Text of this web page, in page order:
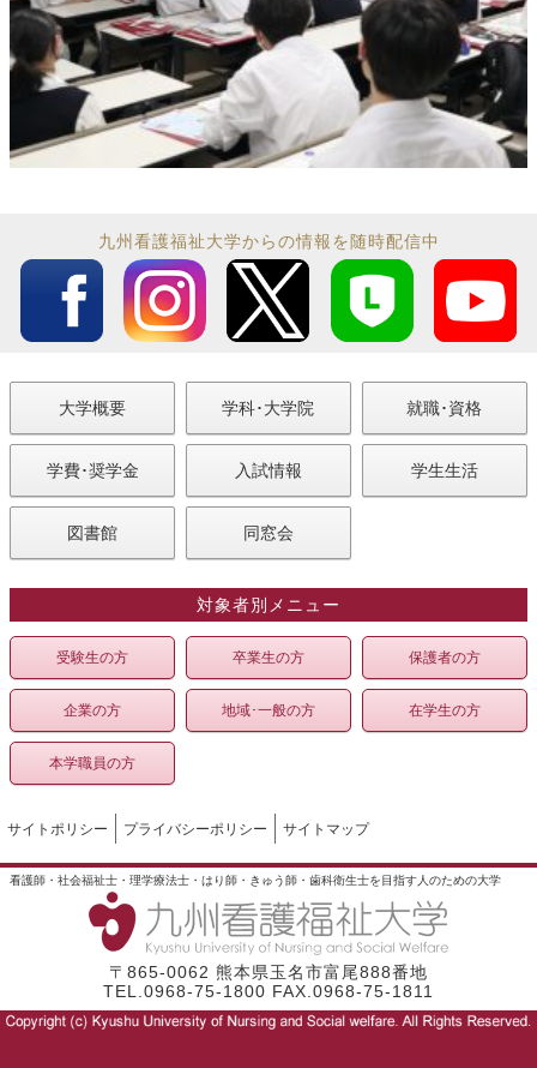
九州看護福祉大学からの情報を随時配信中
大学概要 学科･大学院 就職･資格
学費･奨学金 入試情報 学生生活
図書館 同窓会
対象者別メニュー
受験生の方 卒業生の方 保護者の方
企業の方 地域･一般の方 在学生の方
本学職員の方
サイトポリシー プライバシーポリシー サイトマップ
看護師・社会福祉士・理学療法士・はり師・きゅう師・歯科衛生士を目指す人のための大学
〒865-0062 熊本県玉名市富尾888番地
TEL.0968-75-1800 FAX.0968-75-1811